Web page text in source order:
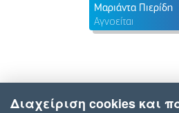
Μαριάντα Πιερίδη
Αγνοείται
Διαχείριση cookies και